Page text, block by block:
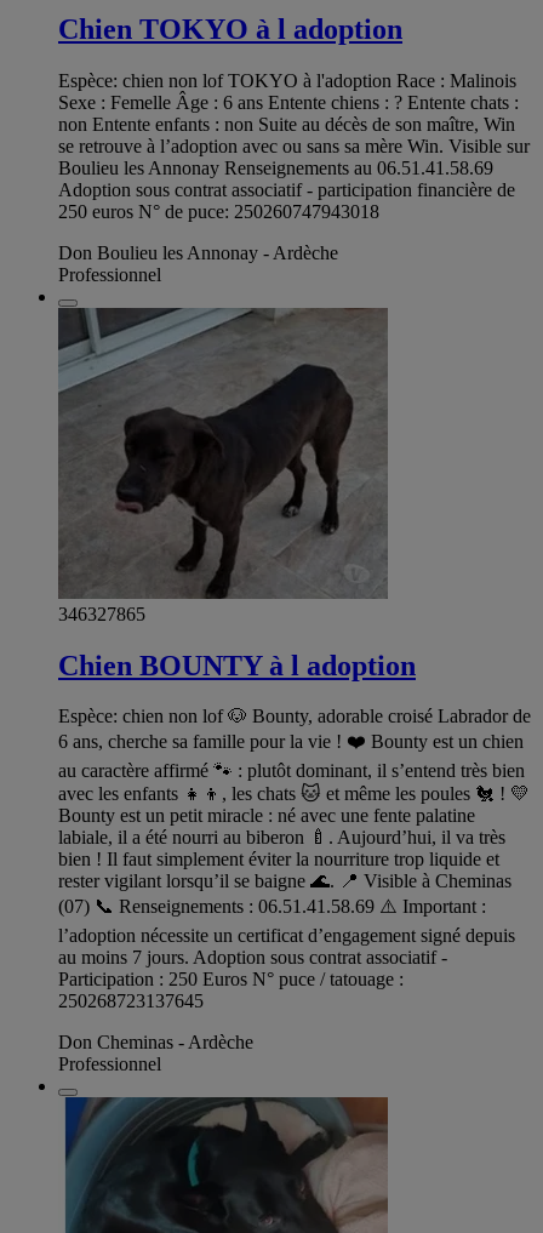
Chien TOKYO à l adoption
Espèce: chien non lof TOKYO à l'adoption Race : Malinois
Sexe : Femelle Âge : 6 ans Entente chiens : ? Entente chats :
non Entente enfants : non Suite au décès de son maître, Win
se retrouve à l’adoption avec ou sans sa mère Win. Visible sur
Boulieu les Annonay Renseignements au 06.51.41.58.69
Adoption sous contrat associatif - participation financière de
250 euros N° de puce: 250260747943018
Don Boulieu les Annonay - Ardèche
Professionnel
346327865
Chien BOUNTY à l adoption
Espèce: chien non lof 🐶 Bounty, adorable croisé Labrador de
6 ans, cherche sa famille pour la vie ! ❤️ Bounty est un chien
au caractère affirmé 🐾 : plutôt dominant, il s’entend très bien
avec les enfants 👧👦, les chats 🐱 et même les poules 🐔 ! 💛
Bounty est un petit miracle : né avec une fente palatine
labiale, il a été nourri au biberon 🍼. Aujourd’hui, il va très
bien ! Il faut simplement éviter la nourriture trop liquide et
rester vigilant lorsqu’il se baigne 🌊. 📍 Visible à Cheminas
(07) 📞 Renseignements : 06.51.41.58.69 ⚠️ Important :
l’adoption nécessite un certificat d’engagement signé depuis
au moins 7 jours. Adoption sous contrat associatif -
Participation : 250 Euros N° puce / tatouage :
250268723137645
Don Cheminas - Ardèche
Professionnel